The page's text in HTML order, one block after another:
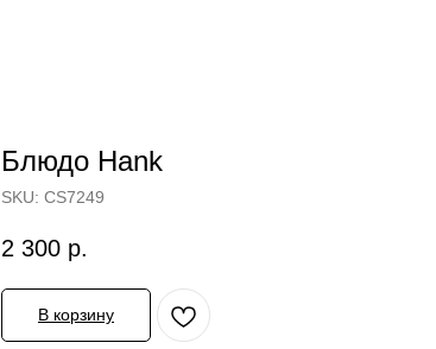
Блюдо Hank
SKU: CS7249
2 300 р.
В корзину